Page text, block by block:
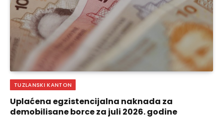
TUZLANSKI KANTON
Uplaćena egzistencijalna naknada za
demobilisane borce za juli 2026. godine